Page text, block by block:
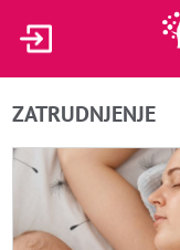
ZATRUDNJENJE